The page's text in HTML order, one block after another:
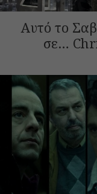
Αυτό το
σε…